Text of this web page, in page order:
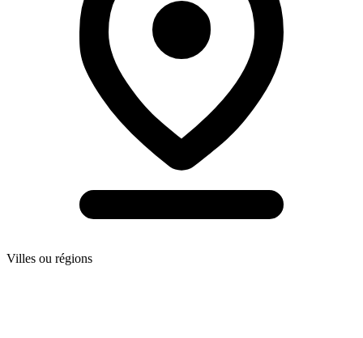
Villes ou régions